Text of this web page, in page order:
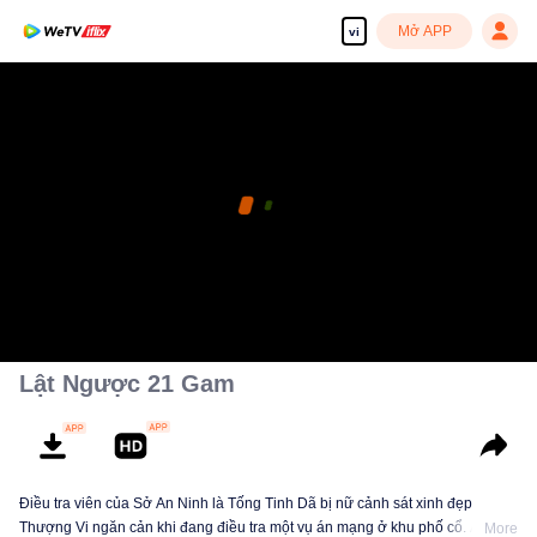
vi Mở APP
Lật Ngược 21 Gam
Điều tra viên của Sở An Ninh là Tống Tinh Dã bị nữ cảnh sát xinh đẹp
Thượng Vi ngăn cản khi đang điều tra một vụ án mạng ở khu phố cổ. AnhMore